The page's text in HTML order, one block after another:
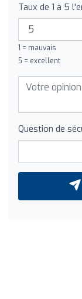
Taux de 1 à 5
1 = mauvais
5 = excellent
Question de